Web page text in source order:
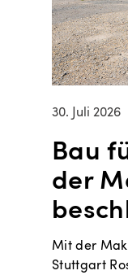
30. Juli 2026
Bau
der
Mit der
Stuttgart